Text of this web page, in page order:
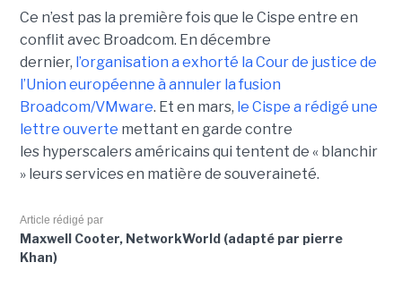
Ce n’est pas la première fois que le Cispe entre en
conflit avec Broadcom. En décembre
dernier, l’organisation a exhorté la Cour de justice de
l’Union européenne à annuler la fusion
Broadcom/VMware. Et en mars, le Cispe a rédigé une
lettre ouverte mettant en garde contre
les hyperscalers américains qui tentent de « blanchir
» leurs services en matière de souveraineté.
Article rédigé par
Maxwell Cooter, NetworkWorld (adapté par pierre
Khan)